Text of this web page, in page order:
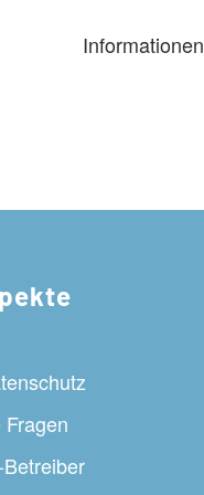
Informationen